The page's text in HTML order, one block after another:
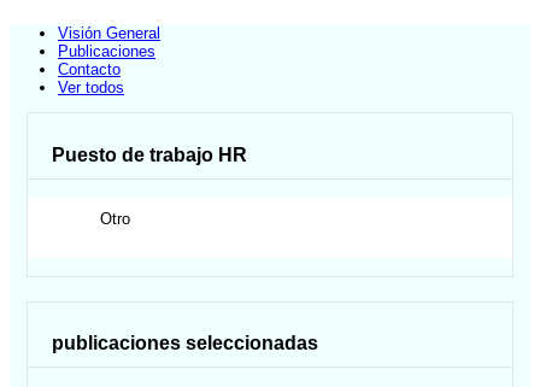
Visión General
Publicaciones
Contacto
Ver todos
Puesto de trabajo HR
Otro
publicaciones seleccionadas